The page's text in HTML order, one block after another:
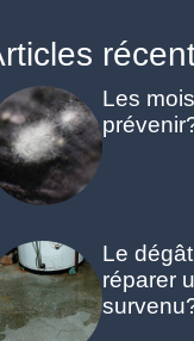
Les
Le
réparer